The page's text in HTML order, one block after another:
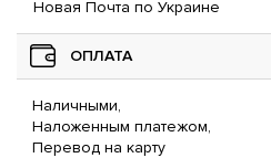
Новая Почта по Украине
ОПЛАТА
Наличными,
Наложенным платежом,
Перевод на карту